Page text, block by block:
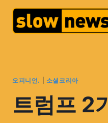
오피니언. 소셜코리아
트럼프 2